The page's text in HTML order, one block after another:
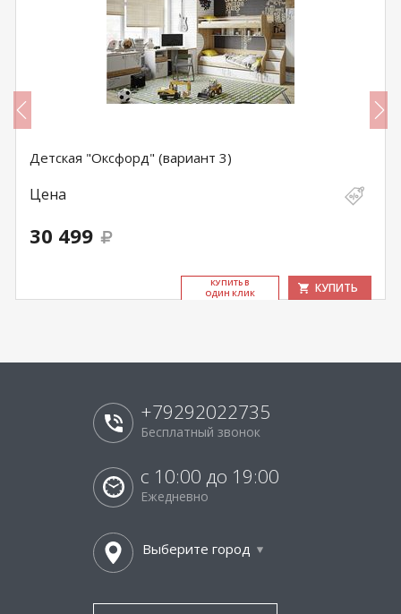
Детская "Оксфорд" (вариант 3)
Цена
30 499
КУ­ПИТЬ В
ОДИН КЛИК
КУПИТЬ
+79292022735
Бесплатный звонок
с 10:00 до 19:00
Ежедневно
Выберите город